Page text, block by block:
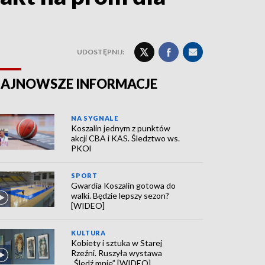
UDOSTĘPNIJ:
INFORMACJE
NA SYGNALE
Koszalin jednym z punktów
akcji CBA i KAS. Śledztwo ws.
PKOl
SPORT
Gwardia Koszalin gotowa do
walki. Będzie lepszy sezon?
[WIDEO]
KULTURA
Kobiety i sztuka w Starej
Rzeźni. Ruszyła wystawa
„Śledź mnie” [WIDEO]